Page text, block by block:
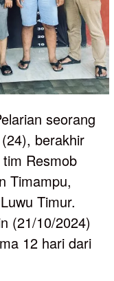
seorang
berakhir
Resmob
Timampu,
Timur.
(21/10/2024)
12 hari dari